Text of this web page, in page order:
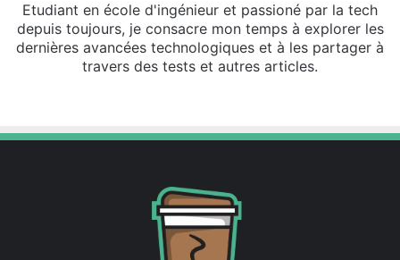
Etudiant en école d'ingénieur et passioné par la tech
depuis toujours, je consacre mon temps à explorer les
dernières avancées technologiques et à les partager à
travers des tests et autres articles.